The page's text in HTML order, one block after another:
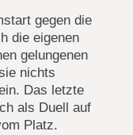
gegen die
die eigenen
gelungenen
nichts
Das letzte
als Duell auf
Platz.